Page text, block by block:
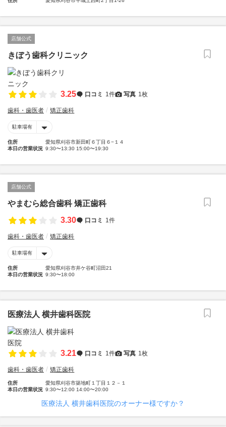
店舗公式
きぼう歯科クリニック
3.25 口コミ 1件 写真 1枚
歯科・歯医者 矯正歯科
駐車場有
住所
愛知県刈谷市新田町６丁目６−１４
本日の営業状況 9:30〜13:30 15:00〜19:30
店舗公式
やまむら総合歯科 矯正歯科
3.30
口コミ 1件
歯科・歯医者 矯正歯科
駐車場有
住所
愛知県刈谷市井ケ谷町沼田21
本日の営業状況 9:30〜18:00
医療法人 横井歯科医院
3.21 口コミ 1件 写真 1枚
歯科・歯医者 矯正歯科
住所
愛知県刈谷市築地町１丁目１２－１
本日の営業状況 9:30〜12:00 14:00〜20:00
医療法人 横井歯科医院のオーナー様ですか？